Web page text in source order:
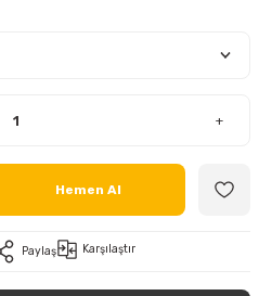
+
Hemen Al
Paylaş Karşılaştır